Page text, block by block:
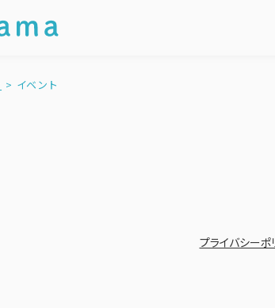
> イベント
プライバシーポ